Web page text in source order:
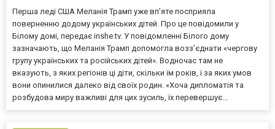
Перша леді США Меланія Трамп уже впʼяте посприяла
поверненню додому українських дітей. Про це повідомили у
Білому домі, передає inshe.tv. У повідомленні Білого дому
зазначають, що Меланія Трамп допомогла возз’єднати «чергову
групу українських та російських дітей». Водночас там не
вказують, з яких регіонів ці діти, скільки їм років, і за яких умов
вони опинилися далеко від своїх родин. «Хоча дипломатія та
розбудова миру важливі для цих зусиль, їх перевершує...